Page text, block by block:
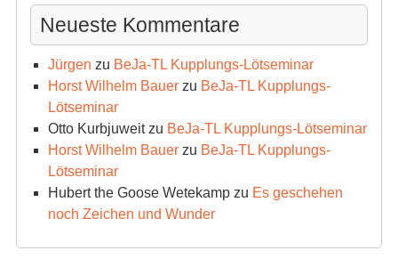
Neueste Kommentare
Jürgen zu BeJa-TL Kupplungs-Lötseminar
Horst Wilhelm Bauerzu BeJa-TL Kupplungs-
Lötseminar
Otto Kurbjuweitzu BeJa-TL Kupplungs-Lötseminar
Horst Wilhelm Bauerzu BeJa-TL Kupplungs-
Lötseminar
Hubert the Goose Wetekampzu Es geschehen
noch Zeichen und Wunder